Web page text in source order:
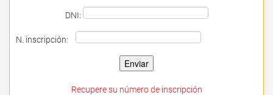
DNI:
N. inscripción:
Recupere su número de inscripción